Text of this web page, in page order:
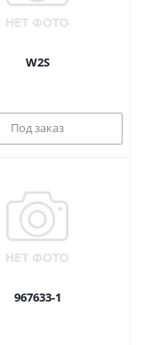
W2S
Под заказ
967633-1